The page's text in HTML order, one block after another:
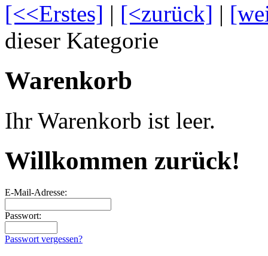
[<<Erstes] | [<zurück] |
dieser Kategorie
Warenkorb
Ihr Warenkorb ist leer.
Willkommen zurück!
E-Mail-Adresse:
Passwort:
Passwort vergessen?